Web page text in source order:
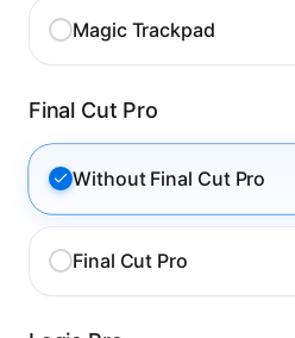
Magic Trackpad
Final Cut Pro
Without Final Cut Pro
Final Cut Pro